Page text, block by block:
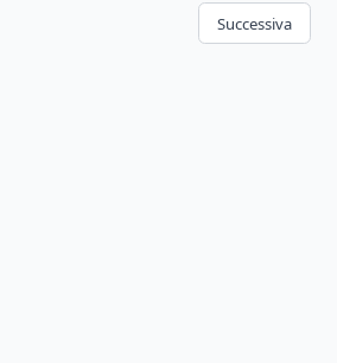
Successiva